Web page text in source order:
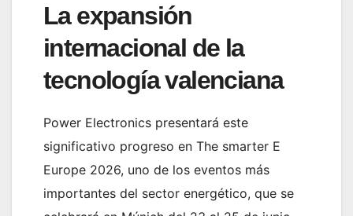
La expansión
internacional de la
tecnología valenciana
Power Electronics presentará este
significativo progreso en The smarter E
Europe 2026, uno de los eventos más
importantes del sector energético, que se